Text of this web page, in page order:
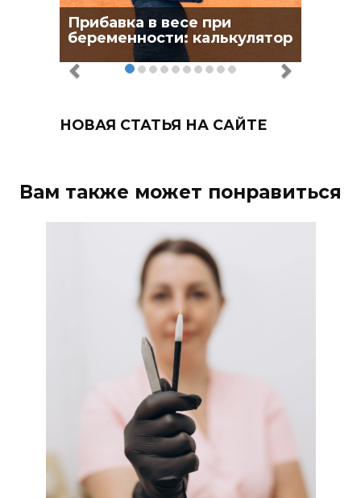
Прибавка в весе при
беременности: калькулятор
НОВАЯ СТАТЬЯ НА САЙТЕ
Вам также может понравиться